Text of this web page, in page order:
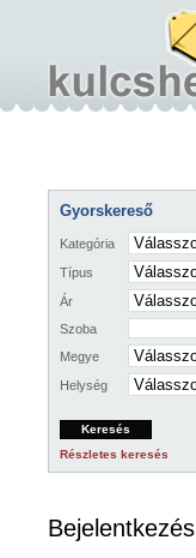
Gyorskereső
Kategória
Típus
Ár
Szoba
Megye
Helység
Részletes keresés
Bejelentkezés